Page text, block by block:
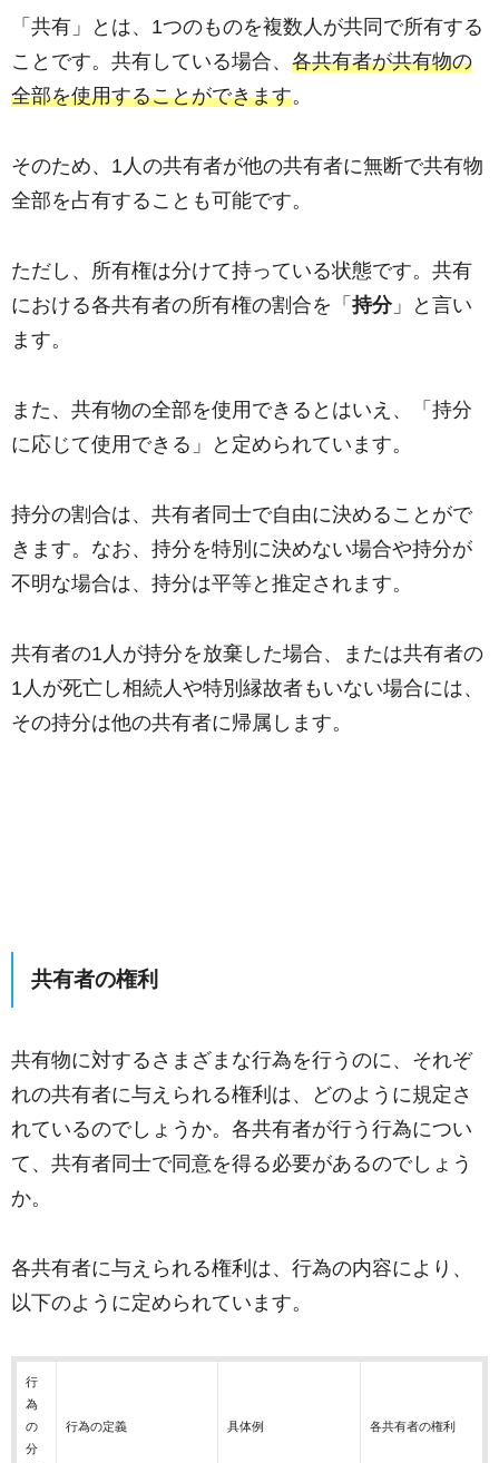
「共有」とは、1つのものを複数人が共同で所有する
ことです。共有している場合、 各共有者が共有物の
全部を使用することができます。
そのため、1人の共有者が他の共有者に無断で共有物
全部を占有することも可能です。
ただし、所有権は分けて持っている状態です。共有
における各共有者の所有権の割合を「 持分」と言い
ます。
また、共有物の全部を使用できるとはいえ、「持分
に応じて使用できる」と定められています。
持分の割合は、共有者同士で自由に決めることがで
きます。なお、持分を特別に決めない場合や持分が
不明な場合は、持分は平等と推定されます。
共有者の1人が持分を放棄した場合、または共有者の
1人が死亡し相続人や特別縁故者もいない場合には、
その持分は他の共有者に帰属します。
共有者の権利
共有物に対するさまざまな行為を行うのに、それぞ
れの共有者に与えられる権利は、どのように規定さ
れているのでしょうか。各共有者が行う行為につい
て、共有者同士で同意を得る必要があるのでしょう
か。
各共有者に与えられる権利は、行為の内容により、
以下のように定められています。
行
為
の
分
行為の定義 具体例 各共有者の権利